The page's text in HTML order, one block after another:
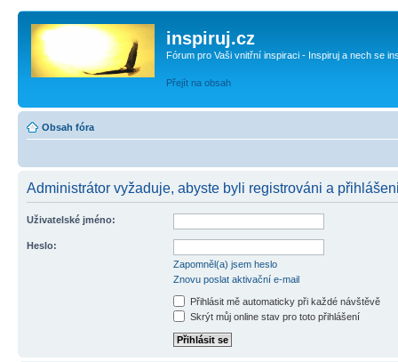
inspiruj.cz
Fórum pro Vaši vnitřní inspiraci - Inspiruj a nech se
Přejít na obsah
Obsah fóra
Administrátor vyžaduje, abyste byli registrováni a
Uživatelské jméno:
Heslo:
Zapomněl(a) jsem heslo
Znovu poslat aktivační e-mail
Přihlásit mě automaticky při každé návštěvě
Skrýt můj online stav pro toto přihlášení